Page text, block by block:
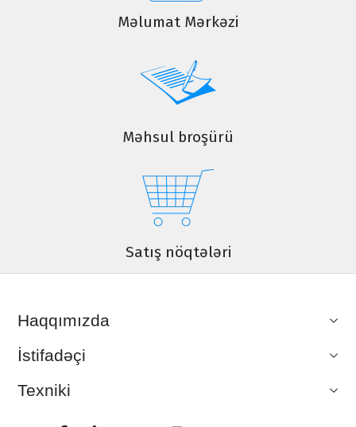
Məlumat Mərkəzi
Məhsul broşürü
Satış nöqtələri
Haqqımızda
İstifadəçi
Texniki